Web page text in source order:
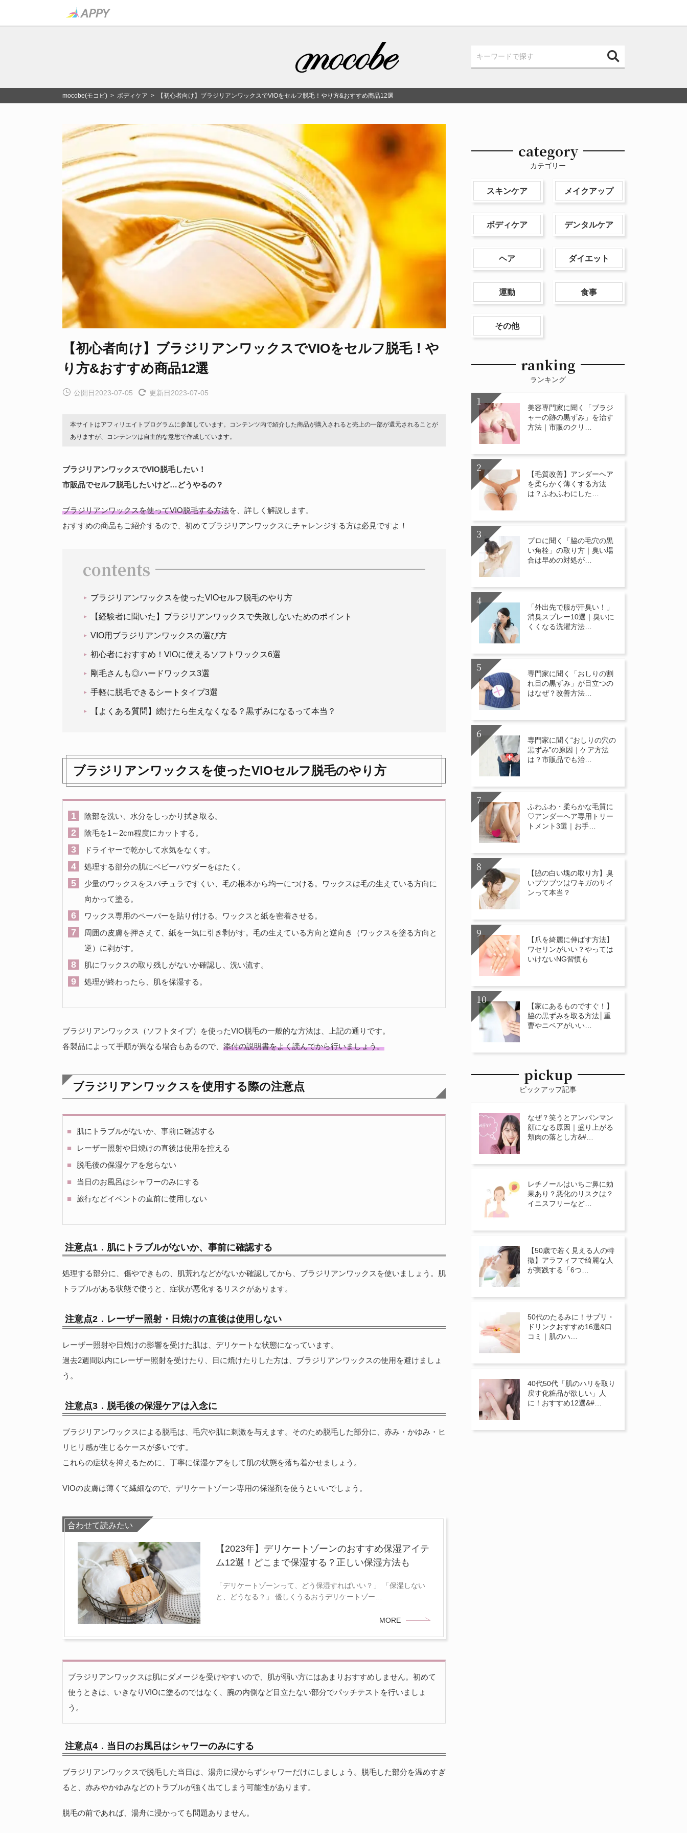
mocobe(モコビ) > ボディケア > 【初心者向け】ブラジリアンワックスでVIOをセルフ脱毛！やり方&おすすめ商品12選
【初心者向け】ブラジリアンワックスでVIOをセルフ脱毛！や
り方&おすすめ商品12選
公開日2023-07-05 更新日2023-07-05
本サイトはアフィリエイトプログラムに参加しています。コンテンツ内で紹介した商品が購入されると売上の一部が還元されることが
ありますが、コンテンツは自主的な意思で作成しています。
ブラジリアンワックスでVIO脱毛したい！
市販品でセルフ脱毛したいけど…どうやるの？
ブラジリアンワックスを使ってVIO脱毛する方法を、詳しく解説します。
おすすめの商品もご紹介するので、初めてブラジリアンワックスにチャレンジする方は必見ですよ！
contents
ブラジリアンワックスを使ったVIOセルフ脱毛のやり方
【経験者に聞いた】ブラジリアンワックスで失敗しないためのポイント
VIO用ブラジリアンワックスの選び方
初心者におすすめ！VIOに使えるソフトワックス6選
剛毛さんも◎ハードワックス3選
手軽に脱毛できるシートタイプ3選
【よくある質問】続けたら生えなくなる？黒ずみになるって本当？
ブラジリアンワックスを使ったVIOセルフ脱毛のやり方
陰部を洗い、水分をしっかり拭き取る。
陰毛を1～2cm程度にカットする。
ドライヤーで乾かして水気をなくす。
処理する部分の肌にベビーパウダーをはたく。
少量のワックスをスパチュラですくい、毛の根本から均一につける。ワックスは毛の生えている方向に
向かって塗る。
ワックス専用のペーパーを貼り付ける。ワックスと紙を密着させる。
周囲の皮膚を押さえて、紙を一気に引き剥がす。毛の生えている方向と逆向き（ワックスを塗る方向と
逆）に剥がす。
肌にワックスの取り残しがないか確認し、洗い流す。
処理が終わったら、肌を保湿する。
ブラジリアンワックス（ソフトタイプ）を使ったVIO脱毛の一般的な方法は、上記の通りです。
各製品によって手順が異なる場合もあるので、 添付の説明書をよく読んでから行いましょう。
ブラジリアンワックスを使用する際の注意点
肌にトラブルがないか、事前に確認する
レーザー照射や日焼けの直後は使用を控える
脱毛後の保湿ケアを怠らない
当日のお風呂はシャワーのみにする
旅行などイベントの直前に使用しない
注意点1．肌にトラブルがないか、事前に確認する
処理する部分に、傷やできもの、肌荒れなどがないか確認してから、ブラジリアンワックスを使いましょう。肌
トラブルがある状態で使うと、症状が悪化するリスクがあります。
注意点2．レーザー照射・日焼けの直後は使用しない
レーザー照射や日焼けの影響を受けた肌は、デリケートな状態になっています。
過去2週間以内にレーザー照射を受けたり、日に焼けたりした方は、ブラジリアンワックスの使用を避けましょ
う。
注意点3．脱毛後の保湿ケアは入念に
ブラジリアンワックスによる脱毛は、毛穴や肌に刺激を与えます。そのため脱毛した部分に、赤み・かゆみ・ヒ
リヒリ感が生じるケースが多いです。
これらの症状を抑えるために、丁寧に保湿ケアをして肌の状態を落ち着かせましょう。
VIOの皮膚は薄くて繊細なので、デリケートゾーン専用の保湿剤を使うといいでしょう。
合わせて読みたい
【2023年】デリケートゾーンのおすすめ保湿アイテ
ム12選！どこまで保湿する？正しい保湿方法も
「デリケートゾーンって、どう保湿すればいい？」 「保湿しない
と、どうなる？」 優しくうるおうデリケートゾー…
MORE
ブラジリアンワックスは肌にダメージを受けやすいので、肌が弱い方にはあまりおすすめしません。初めて
使うときは、いきなりVIOに塗るのではなく、腕の内側など目立たない部分でパッチテストを行いましょ
う。
注意点4．当日のお風呂はシャワーのみにする
ブラジリアンワックスで脱毛した当日は、湯舟に浸からずシャワーだけにしましょう。脱毛した部分を温めすぎ
ると、赤みやかゆみなどのトラブルが強く出てしまう可能性があります。
脱毛の前であれば、湯舟に浸かっても問題ありません。
category
カテゴリー
スキンケア メイクアップ
ボディケア デンタルケア
ヘア ダイエット
運動 食事
その他
ranking
ランキング
美容専門家に聞く「ブラジ
ャーの跡の黒ずみ」を治す
方法｜市販のクリ…
【毛質改善】アンダーヘア
を柔らかく薄くする方法
は？ふわふわにした…
プロに聞く「脇の毛穴の黒
い角栓」の取り方｜臭い場
合は早めの対処が…
「外出先で服が汗臭い！」
消臭スプレー10選｜臭いに
くくなる洗濯方法…
専門家に聞く「おしりの割
れ目の黒ずみ」が目立つの
はなぜ？改善方法…
専門家に聞く“おしりの穴の
黒ずみ”の原因｜ケア方法
は？市販品でも治…
ふわふわ・柔らかな毛質に
♡アンダーヘア専用トリー
トメント3選｜お手…
【脇の白い塊の取り方】臭
いブツブツはワキガのサイ
ンって本当？
【爪を綺麗に伸ばす方法】
ワセリンがいい？やっては
いけないNG習慣も
【家にあるものですぐ！】
脇の黒ずみを取る方法│重
曹やニベアがいい…
pickup
ピックアップ記事
なぜ？笑うとアンパンマン
顔になる原因｜盛り上がる
頬肉の落とし方&#…
レチノールはいちご鼻に効
果あり？悪化のリスクは？
イニスフリーなど…
【50歳で若く見える人の特
徴】アラフィフで綺麗な人
が実践する「6つ…
50代のたるみに！サプリ・
ドリンクおすすめ16選&口
コミ｜肌のハ…
40代50代「肌のハリを取り
戻す化粧品が欲しい」人
に！おすすめ12選&#…